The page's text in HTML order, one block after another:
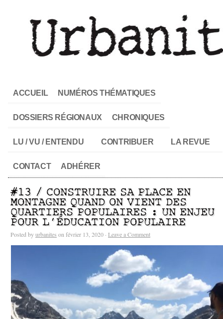
ACCUEIL NUMÉROS THÉMATIQUES
DOSSIERS RÉGIONAUX CHRONIQUES
LU / VU / ENTENDU CONTRIBUER LA REVUE
CONTACT ADHÉRER
#13 / CONSTRUIRE SA PLACE EN
MONTAGNE QUAND ON VIENT DES
QUARTIERS POPULAIRES : UN ENJEU
POUR L’ÉDUCATION POPULAIRE
Posted byurbanites on février 13, 2020 · Leave a Comment